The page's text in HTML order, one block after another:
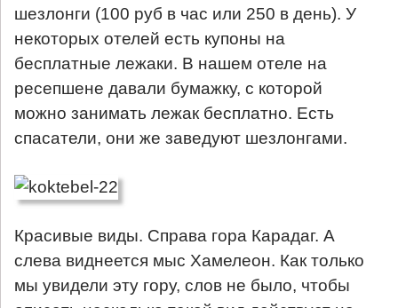
шезлонги (100 руб в час или 250 в день). У
некоторых отелей есть купоны на
бесплатные лежаки. В нашем отеле на
ресепшене давали бумажку, с которой
можно занимать лежак бесплатно. Есть
спасатели, они же заведуют шезлонгами.
Красивые виды. Справа гора Карадаг. А
слева виднеется мыс Хамелеон. Как только
мы увидели эту гору, слов не было, чтобы